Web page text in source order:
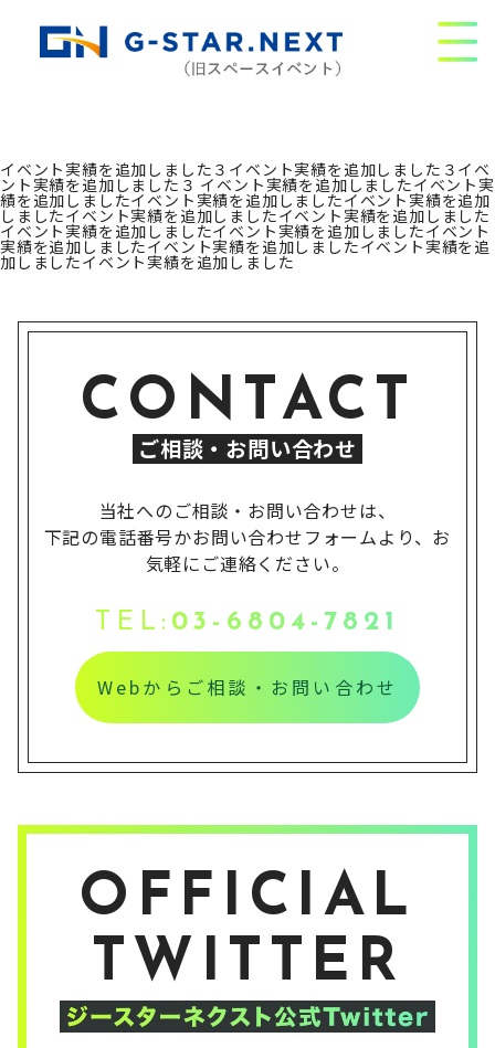
Warning: Undefined array key "script_body" in
/home/topofmind/space-et.com/public_html/wp-
content/themes/tokyocomedy_2018/content-
on line28
イベント実績を追加しました３イベント実績を追加しました３イベ
ント実績を追加しました３ イベント実績を追加しましたイベント実
績を追加しましたイベント実績を追加しましたイベント実績を追加
しましたイベント実績を追加しましたイベント実績を追加しました
イベント実績を追加しましたイベント実績を追加しましたイベント
実績を追加しましたイベント実績を追加しましたイベント実績を追
加しましたイベント実績を追加しました
CONTACT
ご相談・お問い合わせ
当社へのご相談・お問い合わせは、
下記の電話番号かお問い合わせフォームより、お
気軽にご連絡ください。
TEL: 03-6804-7821
Webからご相談・お問い合わせ
OFFICIAL
TWITTER